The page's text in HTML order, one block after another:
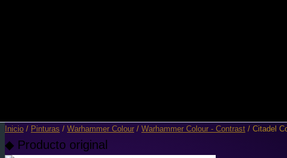
Inicio / Pinturas / Warhammer Colour / Warhammer Colour - Contrast / Citadel
◆ Producto original